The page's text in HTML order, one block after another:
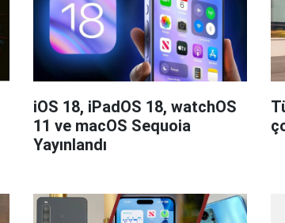
iOS 18, iPadOS 18, watchOS
11 ve macOS Sequoia
Yayınlandı